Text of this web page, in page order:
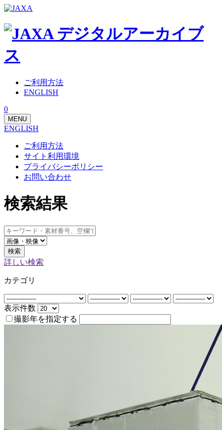
ご利用方法
ENGLISH
0
MENU
ENGLISH
ご利用方法
サイト利用環境
プライバシーポリシー
お問い合わせ
検索結果
検索
詳しい検索
カテゴリ
表示件数
撮影年を指定する